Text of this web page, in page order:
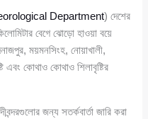
Department) দেশের
বেগে ঝোড়ো হাওয়া বয়ে
ময়মনসিংহ, নোয়াখালী,
এবং কোথাও কোথাও শিলাবৃষ্টির
জন্য সতর্কবার্তা জারি করা